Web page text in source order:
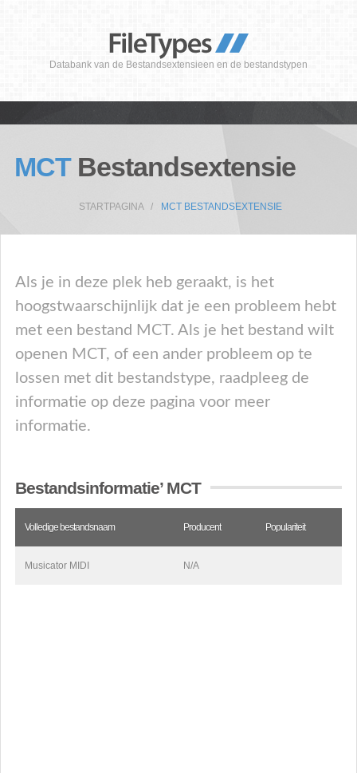
Databank van de Bestandsextensieen en de bestandstypen
MCTBestandsextensie
STARTPAGINA MCT BESTANDSEXTENSIE
Als je in deze plek heb geraakt, is het
hoogstwaarschijnlijk dat je een probleem hebt
met een bestand MCT. Als je het bestand wilt
openen MCT, of een ander probleem op te
lossen met dit bestandstype, raadpleeg de
informatie op deze pagina voor meer
informatie.
Bestandsinformatie’ MCT
Volledige bestandsnaam Producent Populariteit
Musicator MIDI N/A